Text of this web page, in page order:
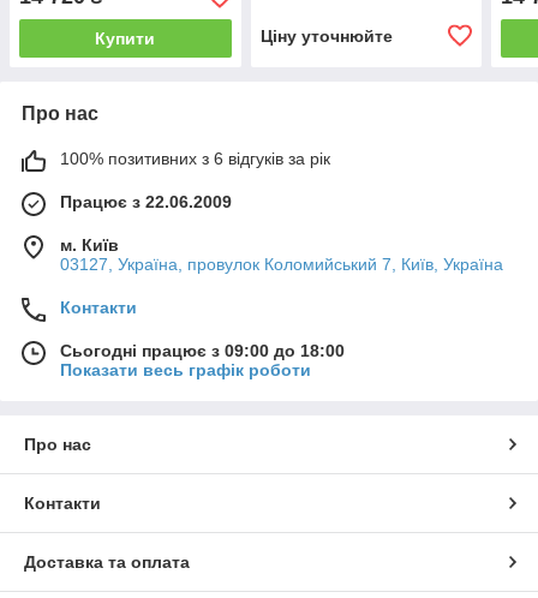
Купити Ціну уточнюйте
Про нас
100% позитивних з 6 відгуків за рік
Працює з 22.06.2009
м. Київ
03127, Україна, провулок Коломийський 7, Київ, Україна
Контакти
Сьогодні працює з 09:00 до 18:00
Показати весь графік роботи
Про нас
Контакти
Доставка та оплата